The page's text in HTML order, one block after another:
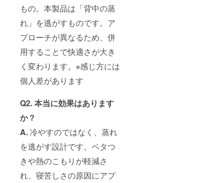
もの。本製品は「背中の蒸
れ」を逃がすものです。ア
プローチが異なるため、併
用することで快適さが大き
く変わります。※感じ方には
個人差があります
Q2. 本当に効果はあります
か？
A.冷やすのではなく、蒸れ
を逃がす設計です。ベタつ
きや熱のこもりが軽減さ
れ、寝苦しさの原因にアプ